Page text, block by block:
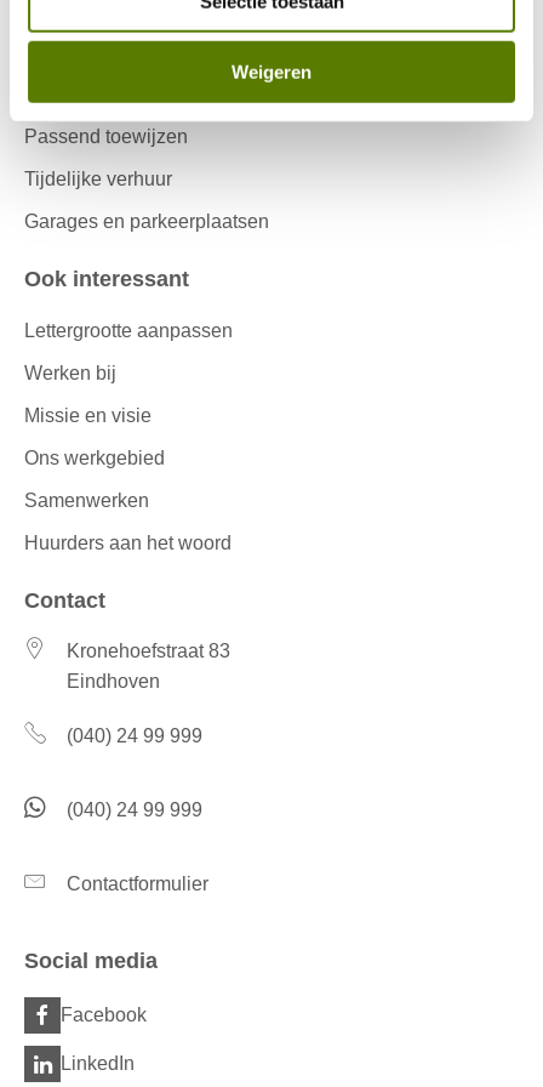
Weigeren
Reageren
Passend toewijzen
Tijdelijke verhuur
Garages en parkeerplaatsen
Ook interessant
Lettergrootte aanpassen
Werken bij
Missie en visie
Ons werkgebied
Samenwerken
Huurders aan het woord
Contact
Kronehoefstraat 83
Eindhoven
(040) 24 99 999
(040) 24 99 999
Contactformulier
Social media
Facebook
LinkedIn